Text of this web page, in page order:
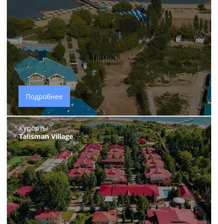
Подробнее
Курорты
Talisman Village